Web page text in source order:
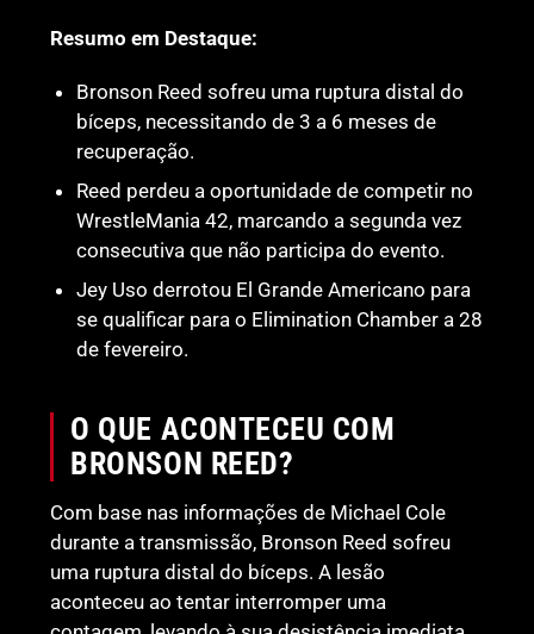
Resumo em Destaque:
Bronson Reed sofreu uma ruptura distal do
bíceps, necessitando de 3 a 6 meses de
recuperação.
Reed perdeu a oportunidade de competir no
WrestleMania 42, marcando a segunda vez
consecutiva que não participa do evento.
Jey Uso derrotou El Grande Americano para
se qualificar para o Elimination Chamber a 28
de fevereiro.
O QUE ACONTECEU COM
BRONSON REED?
Com base nas informações de Michael Cole
durante a transmissão, Bronson Reed sofreu
uma ruptura distal do bíceps. A lesão
aconteceu ao tentar interromper uma